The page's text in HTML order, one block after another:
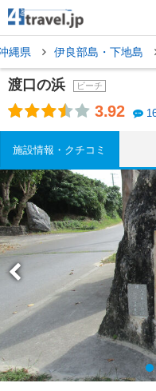
縄県 伊良部島・下地島
渡口の浜 ビーチ
3.92
施設情報・クチコミ